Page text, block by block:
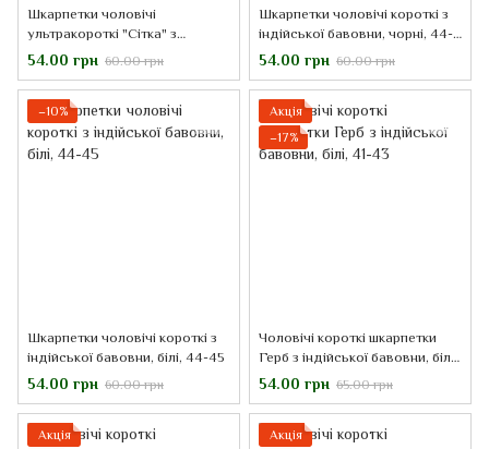
Шкарпетки чоловічі
ультракороткі "Сітка" з
індійської бавовни, беж, 44-45
54.00 грн 60.00 грн
Шкарпетки чоловічі короткі з
індійської бавовни, чорні, 44-
45
54.00 грн 60.00 грн
−10%
Шкарпетки чоловічі короткі з
індійської бавовни, білі, 44-45
54.00 грн 60.00 грн
Акція
−17%
Чоловічі короткі шкарпетки
Герб з індійської бавовни, білі,
41-43
54.00 грн 65.00 грн
Акція
Акція